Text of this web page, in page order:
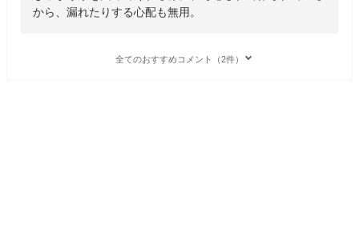
から、漏れたりする心配も無用。
全てのおすすめコメント（2件）